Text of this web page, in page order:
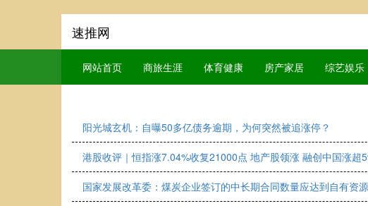
速推网
网站首页 商旅生涯 体育健康 房产家居 综艺娱乐
阳光城玄机：自曝50多亿债务逾期，为何突然被追涨停？
港股收评｜恒指涨7.04%收复21000点 地产股领涨 融创中国涨超
国家发展改革委：煤炭企业签订的中长期合同数量应达到自有资